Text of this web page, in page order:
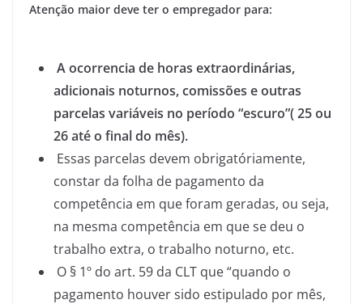
Atenção maior deve ter o empregador para:
A ocorrencia de horas extraordinárias,
adicionais noturnos, comissões e outras
parcelas variáveis no período “escuro”( 25 ou
26 até o final do mês).
Essas parcelas devem obrigatóriamente,
constar da folha de pagamento da
competência em que foram geradas, ou seja,
na mesma competência em que se deu o
trabalho extra, o trabalho noturno, etc.
O § 1º do art. 59 da CLT que “quando o
pagamento houver sido estipulado por mês,